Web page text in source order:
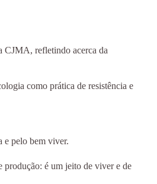
CJMA, refletindo acerca da
como prática de resistência e
e pelo bem viver.
produção: é um jeito de viver e de